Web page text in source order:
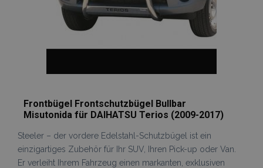
Frontbügel Frontschutzbügel Bullbar
Misutonida für DAIHATSU Terios (2009-2017)
Steeler – der vordere Edelstahl-Schutzbügel ist ein
einzigartiges Zubehör für Ihr SUV, Ihren Pick-up oder Van.
Er verleiht Ihrem Fahrzeug einen markanten, exklusiven